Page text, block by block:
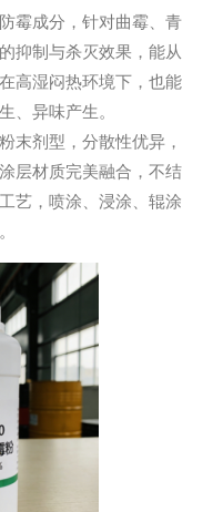
霉成分，针对曲霉、青
抑制与杀灭效果，能从
高湿闷热环境下，也能
、异味产生。
末剂型，分散性优异，
层材质完美融合，不结
艺，喷涂、浸涂、辊涂